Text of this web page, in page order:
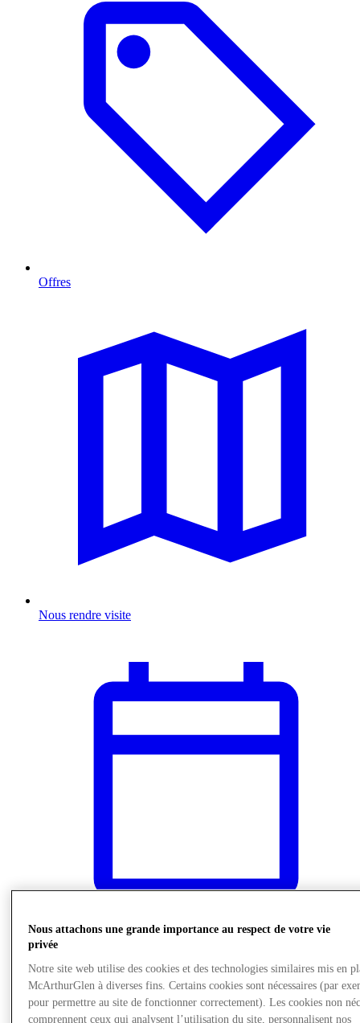
Offres
Nous rendre visite
Actualités
Nous attachons une grande importance au respect de votre vie
privée
Notre site web utilise des cookies et des technologies similaires mis en
McArthurGlen à diverses fins. Certains cookies sont nécessaires (par
pour permettre au site de fonctionner correctement). Les cookies non
comprennent ceux qui analysent l’utilisation du site, personnalisent nos